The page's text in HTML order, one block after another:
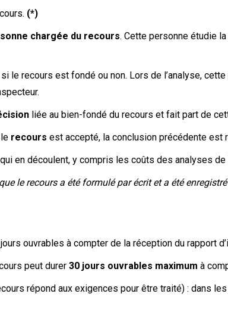
(*)
chargée du recours. Cette personne étudie
si le recours est fondé ou non. Lors de l’analyse,
liée au bien-fondé du recours et fait part de
recours est accepté, la conclusion précédente est
en découlent, y compris les coûts des analyses
le recours a été formulé par écrit et a été
ouvrables à compter de la réception du rapport
peut durer 30 jours ouvrables maximum à
répond aux exigences pour être traité) : dans